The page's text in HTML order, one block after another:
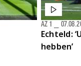
Echteld:
hebben’
AZ 1